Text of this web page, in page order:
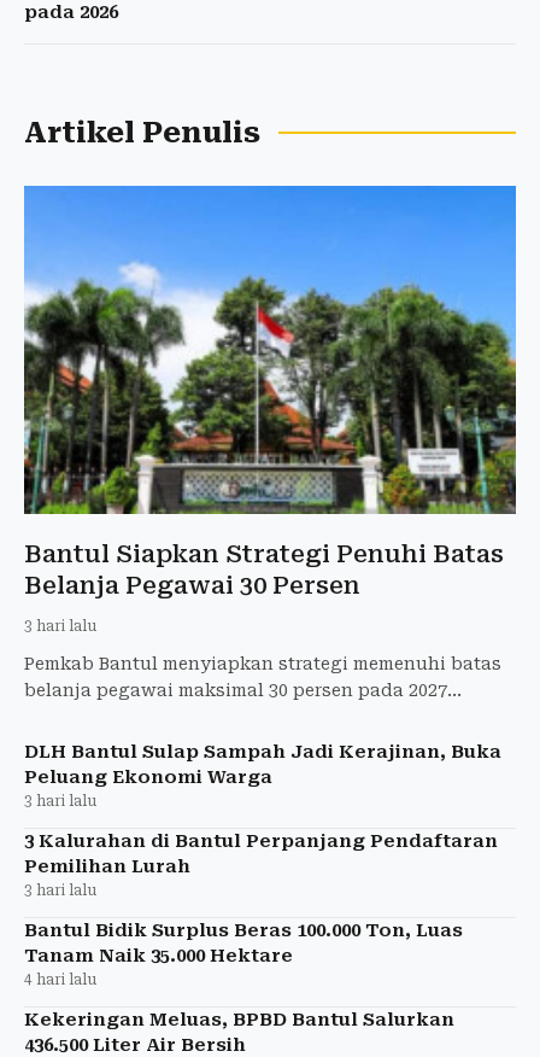
pada 2026
Artikel Penulis
Bantul Siapkan Strategi Penuhi Batas
Belanja Pegawai 30 Persen
3 hari lalu
Pemkab Bantul menyiapkan strategi memenuhi batas
belanja pegawai maksimal 30 persen pada 2027
growth ASN, dan mem
DLH Bantul Sulap Sampah Jadi Kerajinan, Buka
Peluang Ekonomi Warga
3 hari lalu
3 Kalurahan di Bantul Perpanjang Pendaftaran
Pemilihan Lurah
3 hari lalu
Bantul Bidik Surplus Beras 100.000 Ton, Luas
Tanam Naik 35.000 Hektare
4 hari lalu
Kekeringan Meluas, BPBD Bantul Salurkan
436.500 Liter Air Bersih